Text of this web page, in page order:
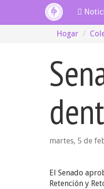
Hogar
martes, 5 de
El Senado
Retención y